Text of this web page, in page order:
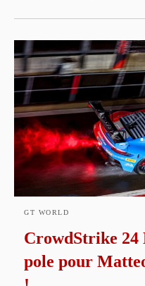
GT WORLD
CrowdStrike 24
pole pour